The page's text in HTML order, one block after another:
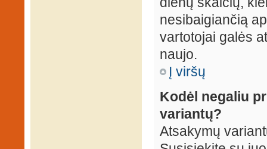
nesibaigiančią
vartotojai galės
naujo.
Į viršų
Kodėl negaliu
variantų?
Atsakymų